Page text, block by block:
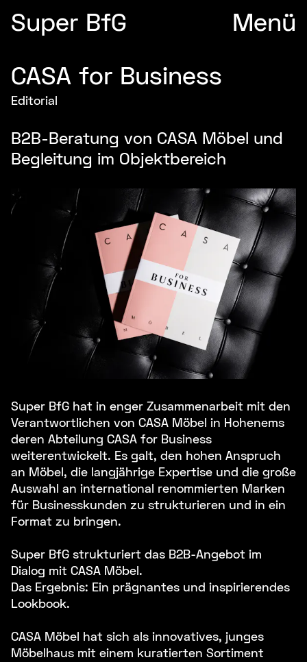
Super BfG Menü
CASA for Business
Editorial
B2B-Beratung von CASA Möbel und
Begleitung im Objektbereich
Super BfG hat in enger Zusammenarbeit mit den
Verantwortlichen von CASA Möbel in Hohenems
deren Abteilung CASA for Business
weiterentwickelt. Es galt, den hohen Anspruch
an Möbel, die langjährige Expertise und die große
Auswahl an international renommierten Marken
für Businesskunden zu strukturieren und in ein
Format zu bringen.
Super BfG strukturiert das B2B-Angebot im
Dialog mit CASA Möbel.
Das Ergebnis: Ein prägnantes und inspirierendes
Lookbook.
CASA Möbel hat sich als innovatives, junges
Möbelhaus mit einem kuratierten Sortiment